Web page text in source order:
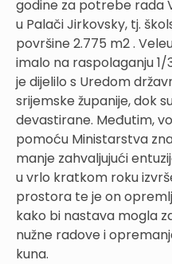
godine za potrebe rada
u Palači Jirkovsky, tj.
površine 2.775 m2 .
imalo na raspolaganju
je dijelilo s Uredom
srijemske županije, dok
devastirane. Međutim,
pomoću Ministarstva
manje zahvaljujući
u vrlo kratkom roku
prostora te je on
kako bi nastava mogla
nužne radove i
kuna.